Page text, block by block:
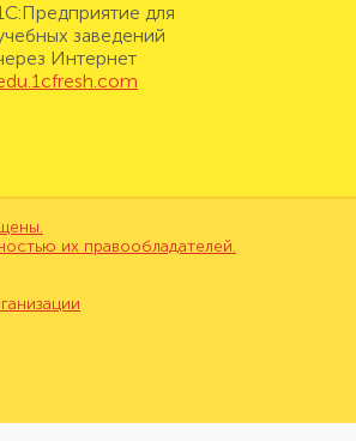
для
заведений
Интернет
их правообладателей.